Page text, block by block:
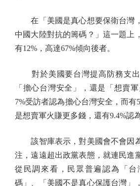
在「美國是真心想要保衛台灣
中國大陸對抗的籌碼？」這一題上
有12%，高達67%傾向後者。
對於美國要台灣提高防務支出
「擔心台灣安全」，還是「想賣
7%受訪者認為擔心台灣安全，而有
是想賣軍火賺更多錢，還有9.4%認
該智庫表示，對美國會不會因
注，遠遠超出政黨表態，就連民進
從民調來看，民眾普遍認為「台
碼」、「美國不是真心保護台灣」